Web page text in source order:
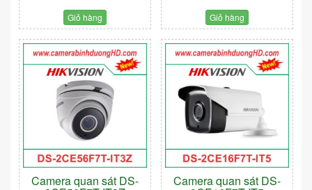
Giỏ hàng Giỏ hàng
Camera quan sát DS- Camera quan sát DS-